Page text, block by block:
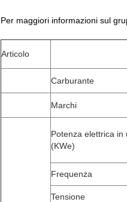
Per maggiori informazioni sul
Articolo
Carburante
Marchi
Potenza elettrica in
(KWe)
Frequenza
Tensione